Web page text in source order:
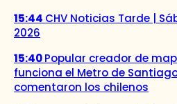
15:44 CHV Noticias Tarde |
2026
15:40Popular creador de
funciona el Metro de
comentaron los chilenos